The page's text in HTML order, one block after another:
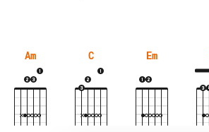
Am C Em